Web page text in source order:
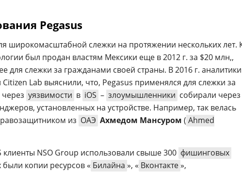
Pegasus
широкомасштабной слежки на протяжении нескольких лет.
был продан властям Мексики еще в 2012 г. за $20 млн,,
для слежки за гражданами своей страны. В 2016 г. аналитики
Lab выяснили, что, Pegasus применялся для слежки за
уязвимости в iOS – злоумышленники собирали через
установленных на устройстве. Например, так велась
из ОАЭ Ахмедом Мансуром ( Ahmed
NSO Group использовали свыше 300 фишинговых
были копии ресурсов « Билайна », « Вконтакте»,